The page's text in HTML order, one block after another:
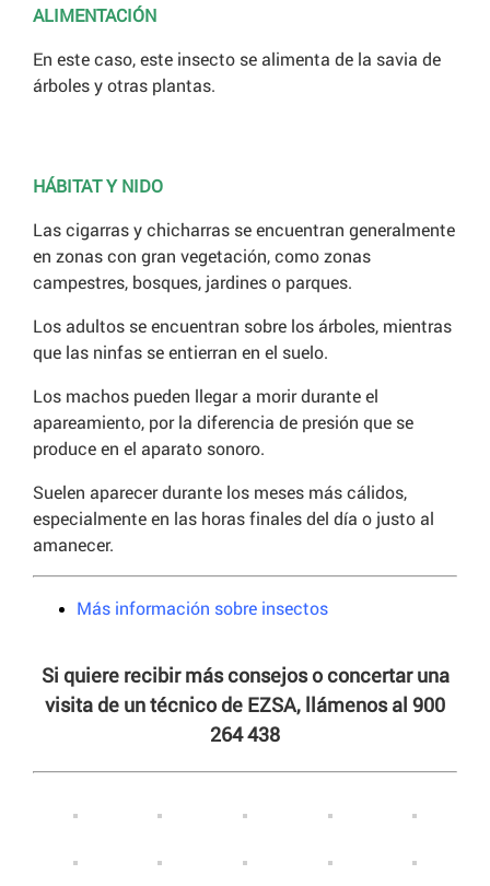
ALIMENTACIÓN
En este caso, este insecto se alimenta de la savia de
árboles y otras plantas.
HÁBITAT Y NIDO
Las cigarras y chicharras se encuentran generalmente
en zonas con gran vegetación, como zonas
campestres, bosques, jardines o parques.
Los adultos se encuentran sobre los árboles, mientras
que las ninfas se entierran en el suelo.
Los machos pueden llegar a morir durante el
apareamiento, por la diferencia de presión que se
produce en el aparato sonoro.
Suelen aparecer durante los meses más cálidos,
especialmente en las horas finales del día o justo al
amanecer.
Más información sobre insectos
Si quiere recibir más consejos o concertar una
visita de un técnico de EZSA, llámenos al 900
264 438